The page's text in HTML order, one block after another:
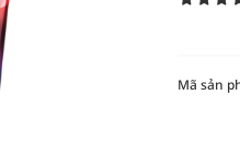
Mã sản